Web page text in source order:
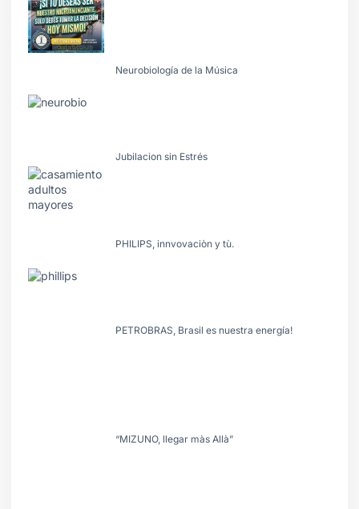
Neurobiología de la Música
Jubilacion sin Estrés
PHILIPS, innvovaciòn y tù.
PETROBRAS, Brasil es nuestra energía!
“MIZUNO, llegar màs Allà”